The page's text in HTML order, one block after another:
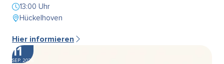
13:00 Uhr
Hückelhoven
Hier informieren
11
SEP. 2026